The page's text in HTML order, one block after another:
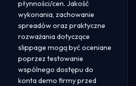
płynności/cen. Jakość
wykonania, zachowanie
spreadów oraz praktyczne
rozważania dotyczące
slippage mogą być oceniane
poprzez testowanie
wspólnego dostępu do
konta demo firmy przed